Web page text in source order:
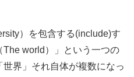
）を包含する(include)す
The world）」という一つの
界」それ自体が複数になっ